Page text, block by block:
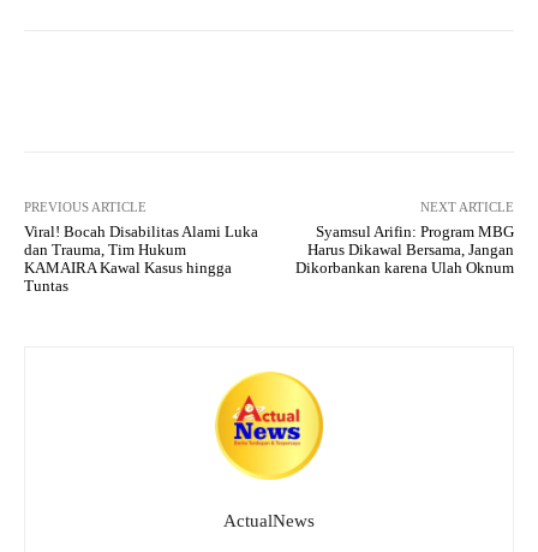
PREVIOUS ARTICLE
Viral! Bocah Disabilitas Alami Luka
dan Trauma, Tim Hukum
KAMAIRA Kawal Kasus hingga
Tuntas
NEXT ARTICLE
Syamsul Arifin: Program MBG
Harus Dikawal Bersama, Jangan
Dikorbankan karena Ulah Oknum
ActualNews